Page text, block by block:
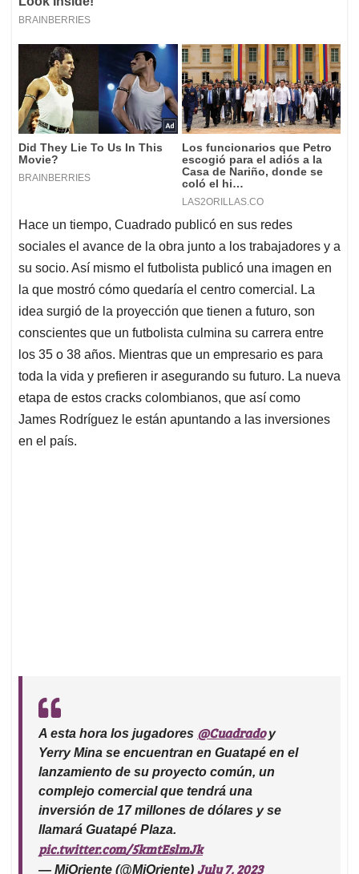
Hace un tiempo, Cuadrado publicó en sus redes
sociales el avance de la obra junto a los trabajadores y a
su socio. Así mismo el futbolista publicó una imagen en
la que mostró cómo quedaría el centro comercial. La
idea surgió de la proyección que tienen a futuro, son
conscientes que un futbolista culmina su carrera entre
los 35 o 38 años. Mientras que un empresario es para
toda la vida y prefieren ir asegurando su futuro. La nueva
etapa de estos cracks colombianos, que así como
James Rodríguez le están apuntando a las inversiones
en el país.
A esta hora los jugadores @Cuadradoy
Yerry Mina se encuentran en Guatapé en el
lanzamiento de su proyecto común, un
complejo comercial que tendrá una
inversión de 17 millones de dólares y se
llamará Guatapé Plaza.
pic.twitter.com/5kmtEslmJk
— MiOriente (@MiOriente) July 7, 2023